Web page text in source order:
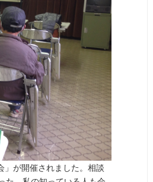
が開催されました。相談